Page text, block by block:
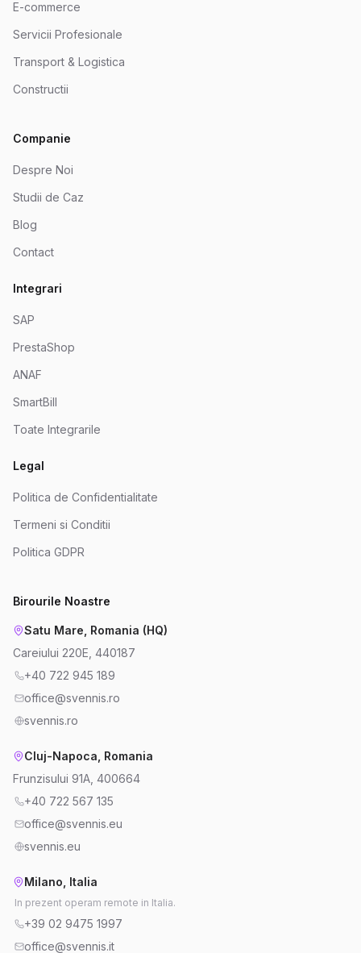
E-commerce
Servicii Profesionale
Transport & Logistica
Constructii
Companie
Despre Noi
Studii de Caz
Blog
Contact
Integrari
SAP
PrestaShop
ANAF
SmartBill
Toate Integrarile
Legal
Politica de Confidentialitate
Termeni si Conditii
Politica GDPR
Birourile Noastre
Satu Mare, Romania (HQ)
Careiului 220E, 440187
+40 722 945 189
office@svennis.ro
svennis.ro
Cluj-Napoca, Romania
Frunzisului 91A, 400664
+40 722 567 135
office@svennis.eu
svennis.eu
Milano, Italia
In prezent operam remote in Italia.
+39 02 9475 1997
office@svennis.it